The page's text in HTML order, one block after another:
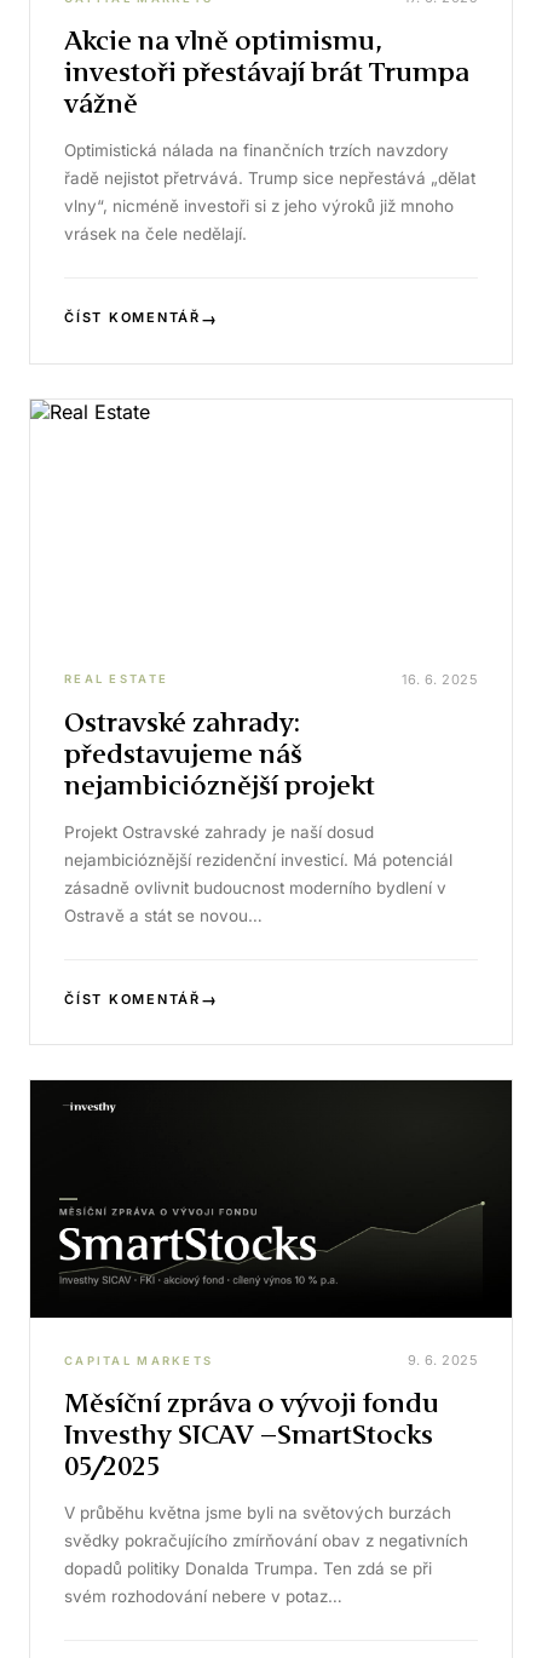
Akcie na vlně optimismu,
investoři přestávají brát Trumpa
vážně
Optimistická nálada na finančních trzích navzdory
řadě nejistot přetrvává. Trump sice nepřestává „dělat
vlny“, nicméně investoři si z jeho výroků již mnoho
vrásek na čele nedělají.
ČÍST KOMENTÁŘ →
REAL ESTATE 16. 6. 2025
Ostravské zahrady:
představujeme náš
nejambicióznější projekt
Projekt Ostravské zahrady je naší dosud
nejambicióznější rezidenční investicí. Má potenciál
zásadně ovlivnit budoucnost moderního bydlení v
Ostravě a stát se novou…
ČÍST KOMENTÁŘ →
CAPITAL MARKETS 9. 6. 2025
Měsíční zpráva o vývoji fondu
Investhy SICAV –SmartStocks
05/2025
V průběhu května jsme byli na světových burzách
svědky pokračujícího zmírňování obav z negativních
dopadů politiky Donalda Trumpa. Ten zdá se při
svém rozhodování nebere v potaz…